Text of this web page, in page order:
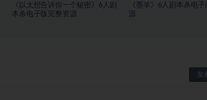
《以太想告诉你一个秘密》6人剧
本杀电子版完整资源
《墨羊》6人剧本杀电
源